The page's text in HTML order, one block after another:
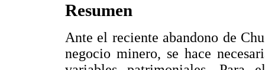
Resumen
Ante el reciente abandono de
negocio minero, se hace